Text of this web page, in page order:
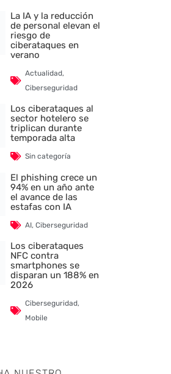
La IA y la reducción
de personal elevan el
riesgo de
ciberataques en
verano
Actualidad,
Ciberseguridad
Los ciberataques al
sector hotelero se
triplican durante
temporada alta
Sin categoría
El phishing crece un
94% en un año ante
el avance de las
estafas con IA
AI,Ciberseguridad
Los ciberataques
NFC contra
smartphones se
disparan un 188% en
2026
Ciberseguridad,
Mobile